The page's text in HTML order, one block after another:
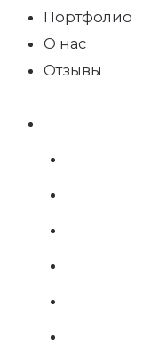
Портфолио
О нас
Отзывы